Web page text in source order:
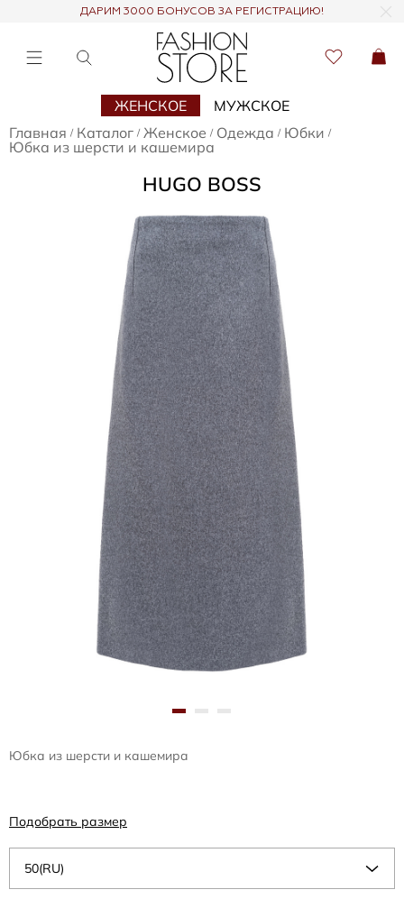
ДАРИМ 3000 БОНУСОВ ЗА РЕГИСТРАЦИЮ!
ЖЕНСКОЕ
МУЖСКОЕ
Главная / Каталог / Женское / Одежда / Юбки /
Юбка из шерсти и кашемира
HUGO BOSS
Юбка из шерсти и кашемира
50(RU)
Подобрать размер